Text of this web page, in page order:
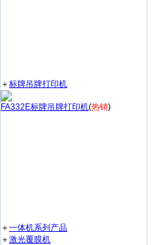
＋标牌吊牌打印机
FA332E标牌吊牌打印机(热销)
＋一体机系列产品
＋激光覆膜机